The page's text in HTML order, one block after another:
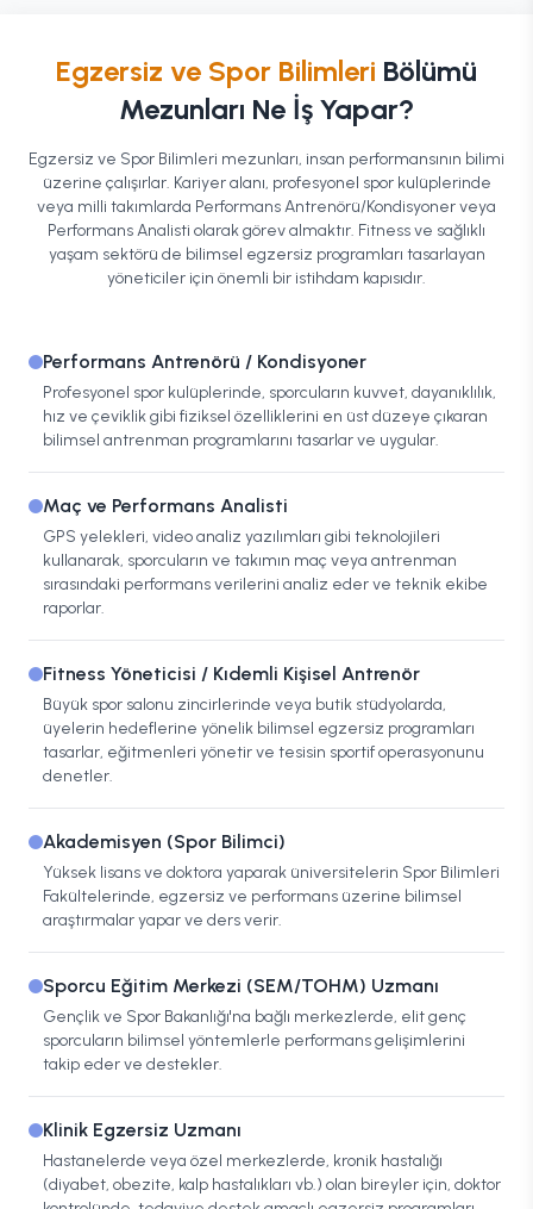
Egzersiz ve Spor Bilimleri Bölümü
Mezunları Ne İş Yapar?
Egzersiz ve Spor Bilimleri mezunları, insan performansının bilimi
üzerine çalışırlar. Kariyer alanı, profesyonel spor kulüplerinde
veya milli takımlarda Performans Antrenörü/Kondisyoner veya
Performans Analisti olarak görev almaktır. Fitness ve sağlıklı
yaşam sektörü de bilimsel egzersiz programları tasarlayan
yöneticiler için önemli bir istihdam kapısıdır.
Performans Antrenörü / Kondisyoner
Profesyonel spor kulüplerinde, sporcuların kuvvet, dayanıklılık,
hız ve çeviklik gibi fiziksel özelliklerini en üst düzeye çıkaran
bilimsel antrenman programlarını tasarlar ve uygular.
Maç ve Performans Analisti
GPS yelekleri, video analiz yazılımları gibi teknolojileri
kullanarak, sporcuların ve takımın maç veya antrenman
sırasındaki performans verilerini analiz eder ve teknik ekibe
raporlar.
Fitness Yöneticisi / Kıdemli Kişisel Antrenör
Büyük spor salonu zincirlerinde veya butik stüdyolarda,
üyelerin hedeflerine yönelik bilimsel egzersiz programları
tasarlar, eğitmenleri yönetir ve tesisin sportif operasyonunu
denetler.
Akademisyen (Spor Bilimci)
Yüksek lisans ve doktora yaparak üniversitelerin Spor Bilimleri
Fakültelerinde, egzersiz ve performans üzerine bilimsel
araştırmalar yapar ve ders verir.
Sporcu Eğitim Merkezi (SEM/TOHM) Uzmanı
Gençlik ve Spor Bakanlığı'na bağlı merkezlerde, elit genç
sporcuların bilimsel yöntemlerle performans gelişimlerini
takip eder ve destekler.
Klinik Egzersiz Uzmanı
Hastanelerde veya özel merkezlerde, kronik hastalığı
(diyabet, obezite, kalp hastalıkları vb.) olan bireyler için, doktor